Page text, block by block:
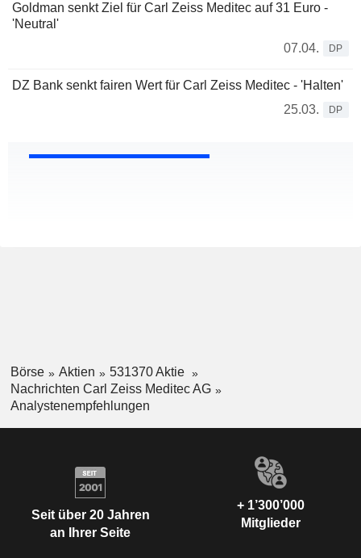
Goldman senkt Ziel für Carl Zeiss Meditec auf 31 Euro -
'Neutral'
07.04.
DP
DZ Bank senkt fairen Wert für Carl Zeiss Meditec - 'Halten'
25.03.
DP
Börse Aktien
531370 Aktie
Nachrichten Carl Zeiss Meditec AG
Analystenempfehlungen
Seit über 20 Jahren
an Ihrer Seite
+ 1’300’000
Mitglieder